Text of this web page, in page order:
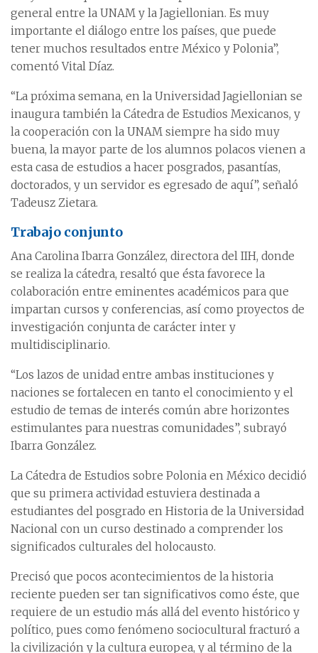
general entre la UNAM y la Jagiellonian. Es muy
importante el diálogo entre los países, que puede
tener muchos resultados entre México y Polonia”,
comentó Vital Díaz.
“La próxima semana, en la Universidad Jagiellonian se
inaugura también la Cátedra de Estudios Mexicanos, y
la cooperación con la UNAM siempre ha sido muy
buena, la mayor parte de los alumnos polacos vienen a
esta casa de estudios a hacer posgrados, pasantías,
doctorados, y un servidor es egresado de aquí”, señaló
Tadeusz Zietara.
Trabajo conjunto
Ana Carolina Ibarra González, directora del IIH, donde
se realiza la cátedra, resaltó que ésta favorece la
colaboración entre eminentes académicos para que
impartan cursos y conferencias, así como proyectos de
investigación conjunta de carácter inter y
multidisciplinario.
“Los lazos de unidad entre ambas instituciones y
naciones se fortalecen en tanto el conocimiento y el
estudio de temas de interés común abre horizontes
estimulantes para nuestras comunidades”, subrayó
Ibarra González.
La Cátedra de Estudios sobre Polonia en México decidió
que su primera actividad estuviera destinada a
estudiantes del posgrado en Historia de la Universidad
Nacional con un curso destinado a comprender los
significados culturales del holocausto.
Precisó que pocos acontecimientos de la historia
reciente pueden ser tan significativos como éste, que
requiere de un estudio más allá del evento histórico y
político, pues como fenómeno sociocultural fracturó a
la civilización y la cultura europea, y al término de la